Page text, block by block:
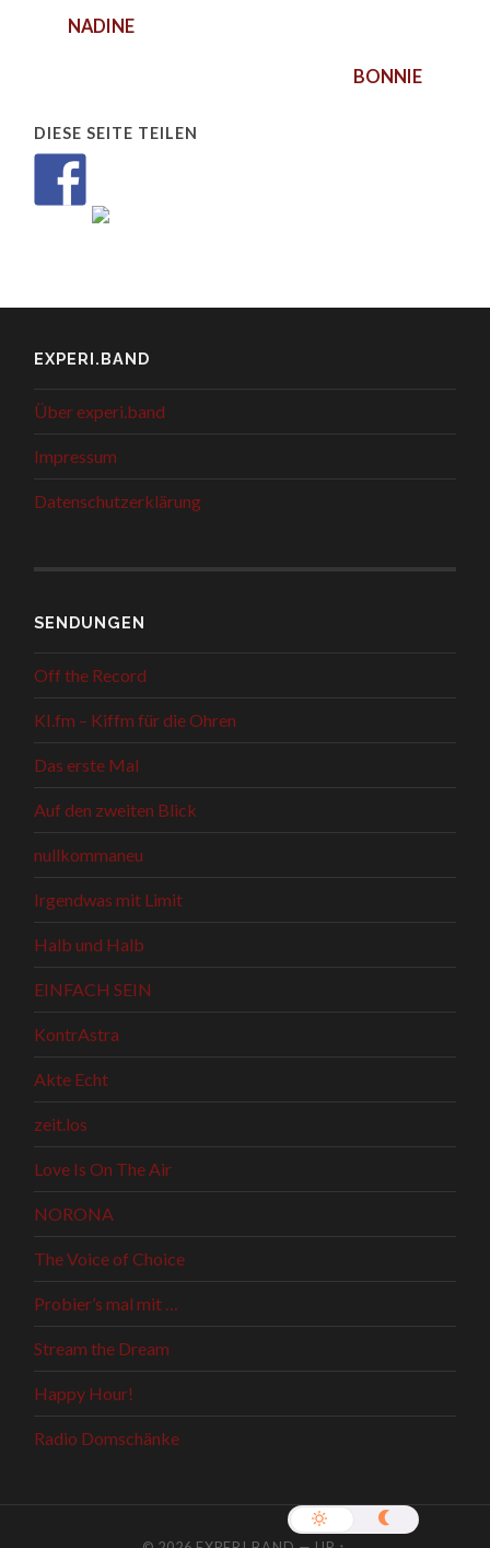
NADINE
BONNIE
DIESE SEITE TEILEN
EXPERI.BAND
Über experi.band
Impressum
Datenschutzerklärung
SENDUNGEN
Off the Record
KI.fm – Kiffm für die Ohren
Das erste Mal
Auf den zweiten Blick
nullkommaneu
Irgendwas mit Limit
Halb und Halb
EINFACH SEIN
KontrAstra
Akte Echt
zeit.los
Love Is On The Air
NORONA
The Voice of Choice
Probier’s mal mit …
Stream the Dream
Happy Hour!
Radio Domschänke